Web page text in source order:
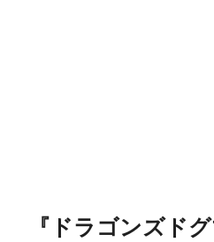
『ドラゴンズド